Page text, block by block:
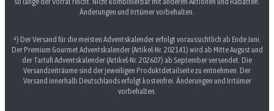
Änderungen und Irrtümer vorbehalten.
⁴) Der Versand für die meisten Adventskalender erfolgt voraussichtlich ab Ende Juni.
Der Premium Gourmet Adventskalender (Artikel-Nr. 202141) wird ab Mitte August und
der Tartufi Adventskalender (Artikel-Nr. 202607) ab September versendet. Die
Versandzeiträume sind der jeweiligen Produktdetailseite zu entnehmen. Der
Versand innerhalb Deutschlands erfolgt kostenfrei. Änderungen und Irrtümer
vorbehalten.